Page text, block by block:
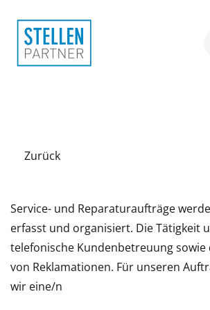
Zurück
Service- und Reparaturaufträge
erfasst und organisiert. Die Tätigkeit
telefonische Kundenbetreuung sowie
von Reklamationen. Für unseren
wir eine/n